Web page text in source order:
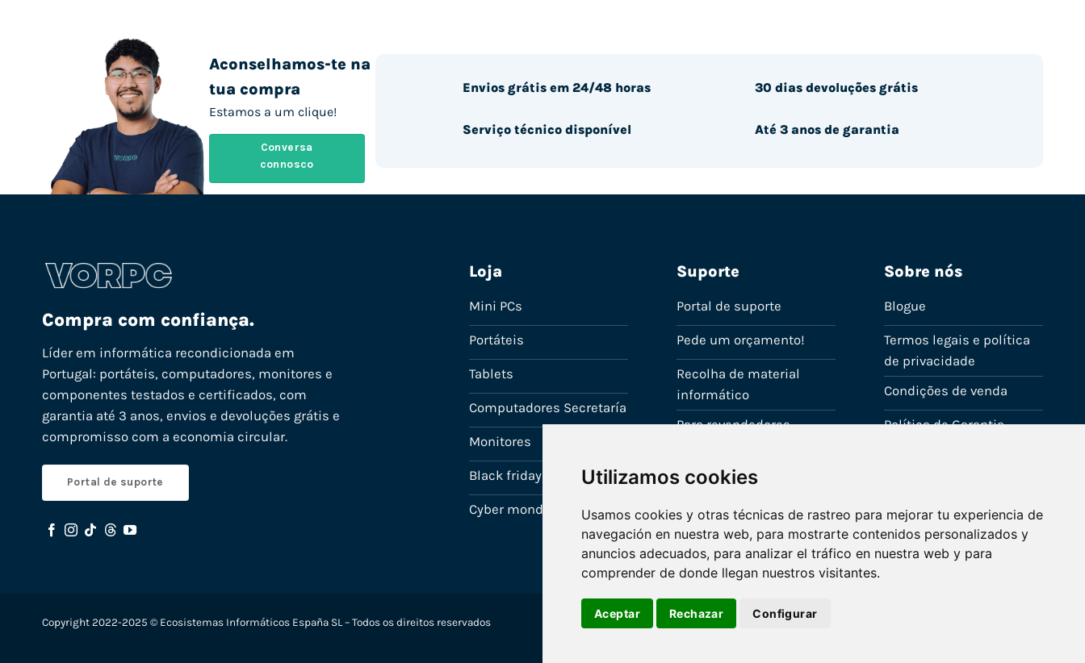
Utilizamos cookies
Usamos cookies y otras técnicas de rastreo para mejorar tu experiencia de
navegación en nuestra web, para mostrarte contenidos personalizados y
anuncios adecuados, para analizar el tráfico en nuestra web y para
comprender de donde llegan nuestros visitantes.
Aceptar Rechazar Configurar
Aconselhamos-te na
tua compra
Estamos a um clique!
Conversa
connosco
Envios grátis em 24/48 horas
Serviço técnico disponível
30 dias devoluções grátis
Até 3 anos de garantia
Compra com confiança.
Líder em informática recondicionada em
Portugal: portáteis, computadores, monitores e
componentes testados e certificados, com
garantia até 3 anos, envios e devoluções grátis e
compromisso com a economia circular.
Portal de suporte
Loja
Mini PCs
Portáteis
Tablets
Computadores Secretaría
Monitores
Black friday
Cyber monday
Suporte
Portal de suporte
Pede um orçamento!
Recolha de material
informático
Para revendedores
Sobre nós
Blogue
Termos legais e política
de privacidade
Condições de venda
Política de Garantia
Fale connosco
Copyright 2022-2025 © Ecosistemas Informáticos España SL – Todos os direitos reservados